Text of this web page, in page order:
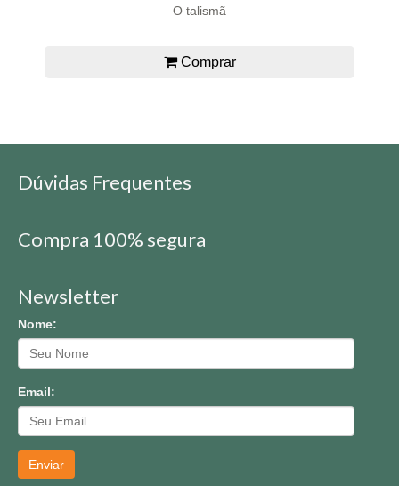
O talismã
Comprar
Dúvidas Frequentes
Compra 100% segura
Newsletter
Nome:
Email:
Enviar